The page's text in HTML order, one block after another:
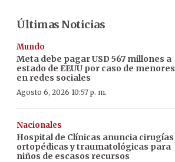
Últimas Noticias
Mundo
Meta debe pagar USD 567 millones a
estado de EEUU por caso de menores
en redes sociales
Agosto 6, 2026 10:57 p. m.
Nacionales
Hospital de Clínicas anuncia cirugías
ortopédicas y traumatológicas para
niños de escasos recursos